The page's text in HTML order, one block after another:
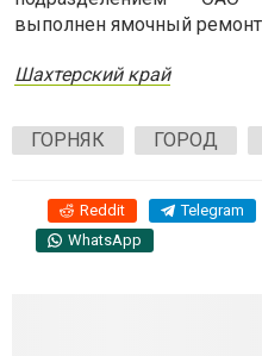
выполнен ямочный ремонт
Шахтерский край
ГОРНЯК ГОРОД
Reddit Telegram
WhatsApp